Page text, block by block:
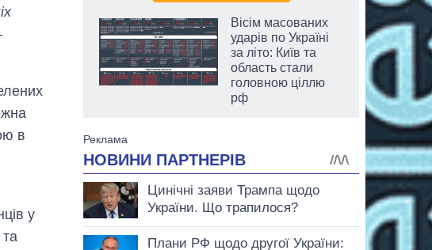
в
у
ШІ-
Вісім масованих
ударів по Україні
за літо: Київ та
область стали
головною ціллю
рф